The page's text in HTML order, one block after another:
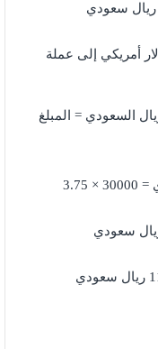
مبلغ 30000 دولار أمريكي إلى عملة
السعودي = المبلغ